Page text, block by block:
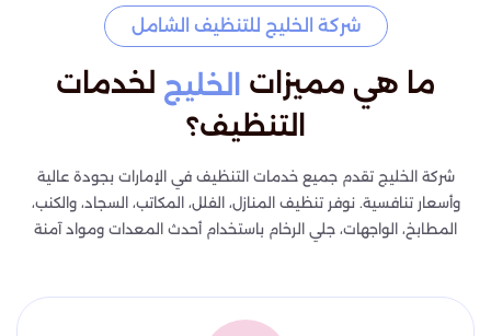
شركة الخليج للتنظيف الشامل
ما هي مميزات الخليج لخدمات
التنظيف؟
شركة الخليج تقدم جميع خدمات التنظيف في الإمارات بجودة عالية
وأسعار تنافسية. نوفر تنظيف المنازل، الفلل، المكاتب، السجاد، والكنب،
المطابخ، الواجهات، جلي الرخام باستخدام أحدث المعدات ومواد آمنة